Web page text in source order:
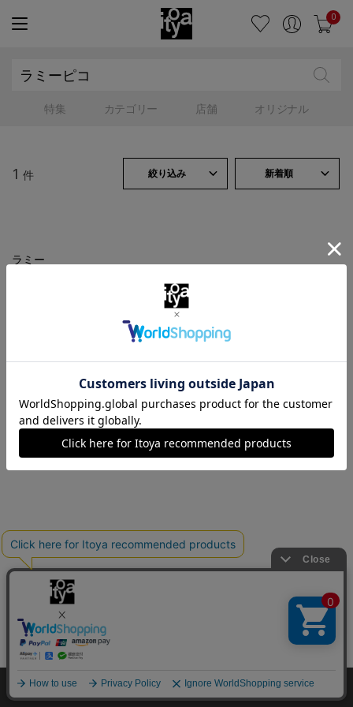
0
特集 カテゴリー 店舗 オリジナル
1 件 絞り込み 新着順
ラミー
1
Copyright©伊東屋 All Rights Reserved.